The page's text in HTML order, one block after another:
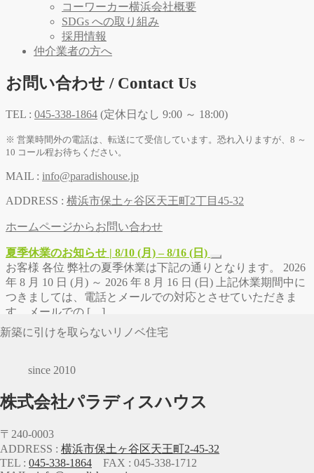
新築に引けを取らないリノベ住宅
since 2010
株式会社パラディスハウス
〒240-0003
ADDRESS : 横浜市保土ヶ谷区天王町2-45-32
TEL : 045-338-1864 FAX : 045-338-1712
コーワーカー横浜会社概要
SDGs への取り組み
採用情報
仲介業者の方へ
お問い合わせ / Contact Us
TEL : 045-338-1864 (定休日なし 9:00 ～ 18:00)
※ 営業時間外の電話は、転送にて受信しています。恐れ入りますが、8 ～
10 コール程お待ちください。
MAIL : info@paradishouse.jp
ADDRESS : 横浜市保土ヶ谷区天王町2丁目45-32
ホームページからお問い合わせ
夏季休業のお知らせ | 8/10 (月) – 8/16 (日)
お客様 各位 弊社の夏季休業は下記の通りとなります。 2026
年 8 月 10 日 (月) ～ 2026 年 8 月 16 日 (日) 上記休業期間中に
つきましては、電話とメールでの対応とさせていただきま
す。メールでの […]